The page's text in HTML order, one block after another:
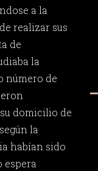
a la
realizar sus
de
la
número de
domicilio de
la
habían sido
espera